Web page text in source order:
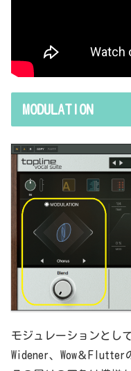
MODULATION
モジュレーションとし
Widener、Wow＆Flutter